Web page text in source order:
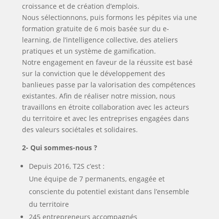
croissance et de création d’emplois.
Nous sélectionnons, puis formons les pépites via une
formation gratuite de 6 mois basée sur du e-
learning, de l’intelligence collective, des ateliers
pratiques et un système de gamification.
Notre engagement en faveur de la réussite est basé
sur la conviction que le développement des
banlieues passe par la valorisation des compétences
existantes. Afin de réaliser notre mission, nous
travaillons en étroite collaboration avec les acteurs
du territoire et avec les entreprises engagées dans
des valeurs sociétales et solidaires.
2- Qui sommes-nous ?
Depuis 2016, T2S c’est :
Une équipe de 7 permanents, engagée et
consciente du potentiel existant dans l’ensemble
du territoire
245 entrepreneurs accompagnés